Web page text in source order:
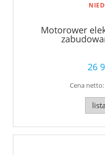
Motorower
26
Cena netto: